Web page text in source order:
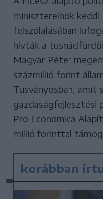
miniszterelnök keddi
felszólalásában
hívták a
Magyar Péter
százmillió forint
Tusványosban, amit
gazdaságfejlesztési
Pro Economica
millió forinttal
korábban